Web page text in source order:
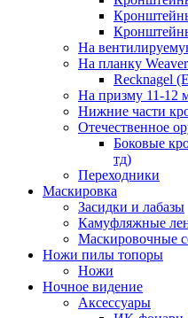
На
На планку Weaver
Recknagel
На призму 11-12
Нижние части
Отечественное
Боковые
тд)
Переходники
Маскировка
Засидки и лабазы
Камуфляжные
Маскировочные
Ножи пилы топоры
Ножи
Ночное видение
Аксессуары